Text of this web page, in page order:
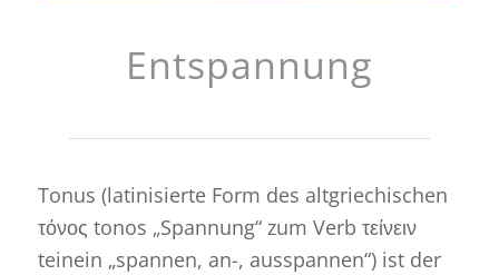
Entspannung
Tonus (latinisierte Form des altgriechischen
τόνος tonos „Spannung“ zum Verb τείνειν
teinein „spannen, an-, ausspannen“) ist der